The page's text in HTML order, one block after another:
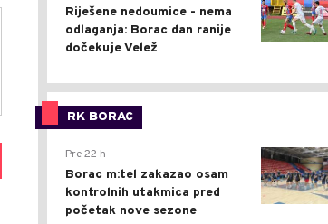
Riješene nedoumice - nema
odlaganja: Borac dan ranije
dočekuje Velež
RK BORAC
Pre 22 h
Borac m:tel zakazao osam
kontrolnih utakmica pred
početak nove sezone